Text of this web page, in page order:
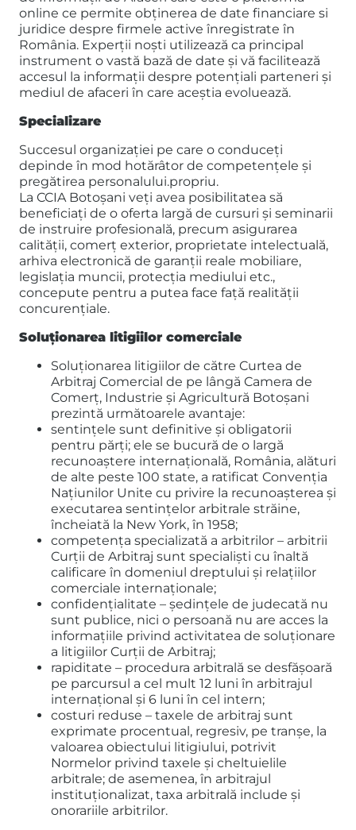
online ce permite obţinerea de date financiare si
juridice despre firmele active înregistrate în
România. Experții noști utilizează ca principal
instrument o vastă bază de date și vă facilitează
accesul la informații despre potențiali parteneri și
mediul de afaceri în care aceștia evoluează.
Specializare
Succesul organizației pe care o conduceți
depinde în mod hotărâtor de competențele și
pregătirea personalului.propriu.
La CCIA Botoșani veți avea posibilitatea să
beneficiați de o oferta largă de cursuri și seminarii
de instruire profesională, precum asigurarea
calității, comerț exterior, proprietate intelectuală,
arhiva electronică de garanții reale mobiliare,
legislația muncii, protecția mediului etc.,
concepute pentru a putea face față realității
concurențiale.
Soluționarea litigiilor comerciale
Soluţionarea litigiilor de către Curtea de
Arbitraj Comercial de pe lângă Camera de
Comerț, Industrie și Agricultură Botoșani
prezintă următoarele avantaje:
sentinţele sunt definitive şi obligatorii
pentru părţi; ele se bucură de o largă
recunoaştere internaţională, România, alături
de alte peste 100 state, a ratificat Convenţia
Naţiunilor Unite cu privire la recunoaşterea şi
executarea sentinţelor arbitrale străine,
încheiată la New York, în 1958;
competenţa specializată a arbitrilor – arbitrii
Curţii de Arbitraj sunt specialişti cu înaltă
calificare în domeniul dreptului şi relaţiilor
comerciale internaţionale;
confidenţialitate – şedinţele de judecată nu
sunt publice, nici o persoană nu are acces la
informaţiile privind activitatea de soluţionare
a litigiilor Curţii de Arbitraj;
rapiditate – procedura arbitrală se desfăşoară
pe parcursul a cel mult 12 luni în arbitrajul
internaţional şi 6 luni în cel intern;
costuri reduse – taxele de arbitraj sunt
exprimate procentual, regresiv, pe tranşe, la
valoarea obiectului litigiului, potrivit
Normelor privind taxele şi cheltuielile
arbitrale; de asemenea, în arbitrajul
instituţionalizat, taxa arbitrală include şi
onorariile arbitrilor.